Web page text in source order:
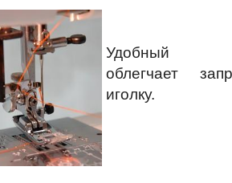
Удобный
облегчает
иголку.